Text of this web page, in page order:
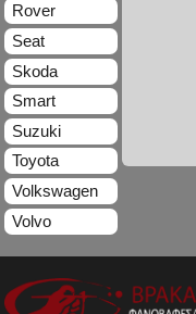
Rover
Seat
Skoda
Smart
Suzuki
Toyota
Volkswagen
Volvo